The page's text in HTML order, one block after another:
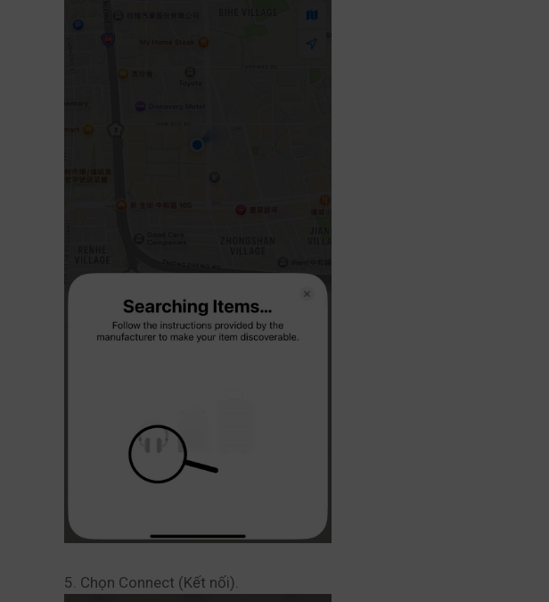
5. Chọn Connect (Kết nối).